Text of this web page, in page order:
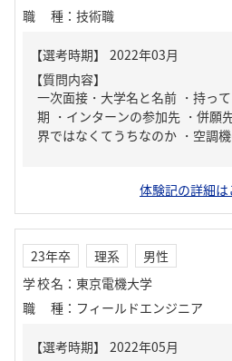
職種 ： 技術職
【質問内容】
一次面接・大学名と名前 ・持っ
期 ・インターンの参加先 ・併願
界ではなくてうちなのか ・空調
体験記の詳細は
23年卒 理系
男性
学校名 ： 東京電機大学
職種 ： フィールドエンジニア